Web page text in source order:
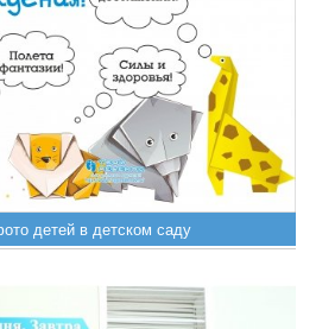
детей в детском саду